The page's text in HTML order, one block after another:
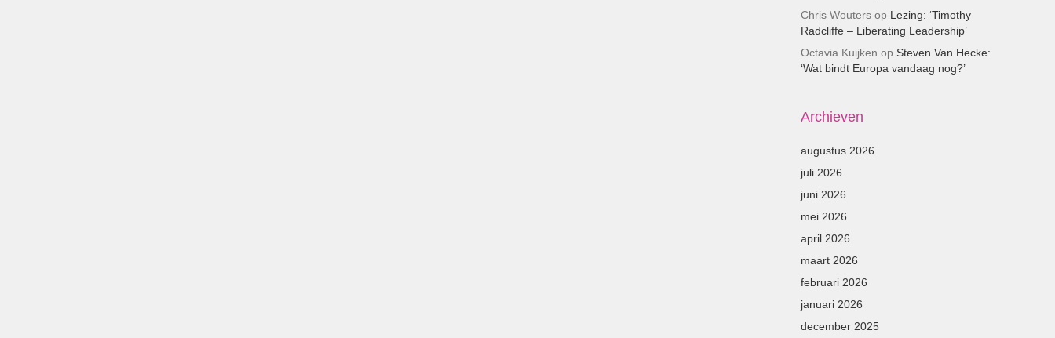
Chris Woutersop Lezing: ‘Timothy
Radcliffe – Liberating Leadership’
Octavia Kuijken op Steven Van Hecke:
‘Wat bindt Europa vandaag nog?’
Archieven
augustus 2026
juli 2026
juni 2026
mei 2026
april 2026
maart 2026
februari 2026
januari 2026
december 2025